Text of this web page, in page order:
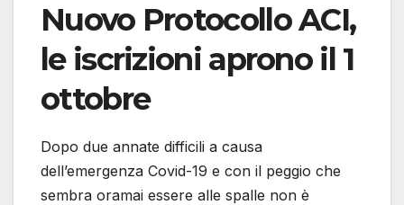
Nuovo Protocollo ACI,
le iscrizioni aprono il 1
ottobre
Dopo due annate difficili a causa
dell’emergenza Covid-19 e con il peggio che
sembra oramai essere alle spalle non è